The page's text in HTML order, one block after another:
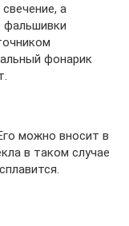
а
фальшивки
фонарик
можно вносит в
в таком случае